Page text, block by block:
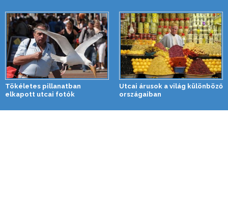
Tökéletes pillanatban
elkapott utcai fotók
Utcai árusok a világ különböző
országaiban